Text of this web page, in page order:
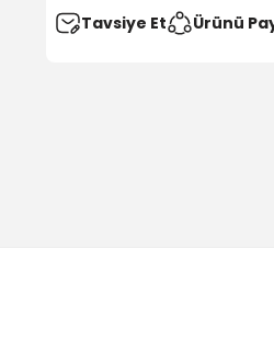
Tavsiye Et Ürünü